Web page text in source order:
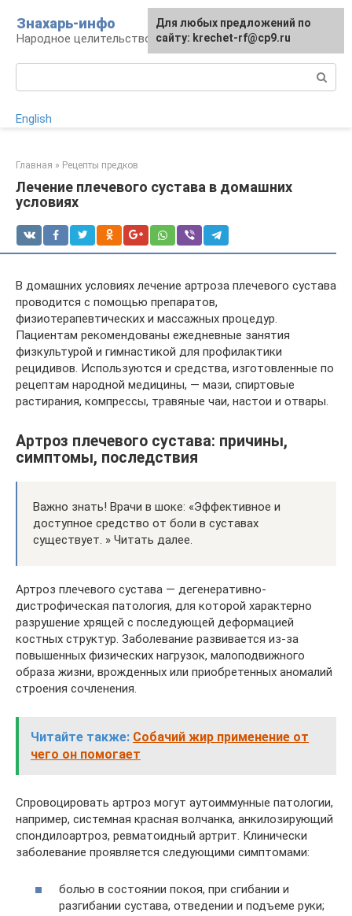
контенту
Знахарь-инфо
Народное целительство: рецепты и методы
English
Главная » Рецепты предков
Лечение плечевого сустава в домашних
условиях
В домашних условиях лечение артроза плечевого сустава
проводится с помощью препаратов,
физиотерапевтических и массажных процедур.
Пациентам рекомендованы ежедневные занятия
физкультурой и гимнастикой для профилактики
рецидивов. Используются и средства, изготовленные по
рецептам народной медицины, — мази, спиртовые
растирания, компрессы, травяные чаи, настои и отвары.
Артроз плечевого сустава: причины,
симптомы, последствия
Важно знать! Врачи в шоке: «Эффективное и
доступное средство от боли в суставах
существует. » Читать далее.
Артроз плечевого сустава — дегенеративно-
дистрофическая патология, для которой характерно
разрушение хрящей с последующей деформацией
костных структур. Заболевание развивается из-за
повышенных физических нагрузок, малоподвижного
образа жизни, врожденных или приобретенных аномалий
строения сочленения.
Читайте также: Собачий жир применение от
чего он помогает
Спровоцировать артроз могут аутоиммунные патологии,
например, системная красная волчанка, анкилозирующий
спондилоартроз, ревматоидный артрит. Клинически
заболевание проявляется следующими симптомами:
болью в состоянии покоя, при сгибании и
разгибании сустава, отведении и подъеме руки;
Для любых предложений по
сайту: krechet-rf@cp9.ru